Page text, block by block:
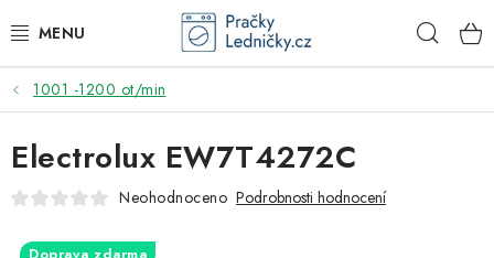
na
DODAVATEL
VESTAVNÉ SPOTŘEBIČE
VOLNĚ STOJÍCÍ SPOTŘEBIČE
1001 -1200 ot/min
Electrolux EW7T4272C
Neohodnoceno Podrobnosti hodnocení